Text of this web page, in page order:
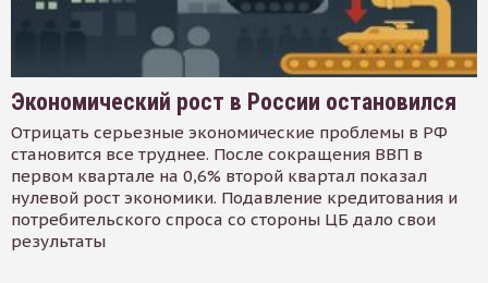
Экономический рост в России остановился
Отрицать серьезные экономические проблемы в РФ
становится все труднее. После сокращения ВВП в
первом квартале на 0,6% второй квартал показал
нулевой рост экономики. Подавление кредитования и
потребительского спроса со стороны ЦБ дало свои
результаты